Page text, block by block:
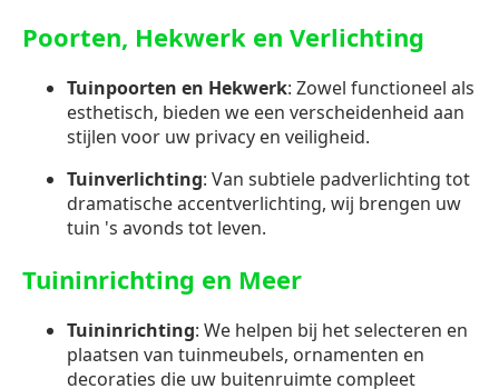
Poorten, Hekwerk en Verlichting
Tuinpoorten en Hekwerk: Zowel functioneel als
esthetisch, bieden we een verscheidenheid aan
stijlen voor uw privacy en veiligheid.
Tuinverlichting: Van subtiele padverlichting tot
dramatische accentverlichting, wij brengen uw
tuin 's avonds tot leven.
Tuininrichting en Meer
Tuininrichting: We helpen bij het selecteren en
plaatsen van tuinmeubels, ornamenten en
decoraties die uw buitenruimte compleet